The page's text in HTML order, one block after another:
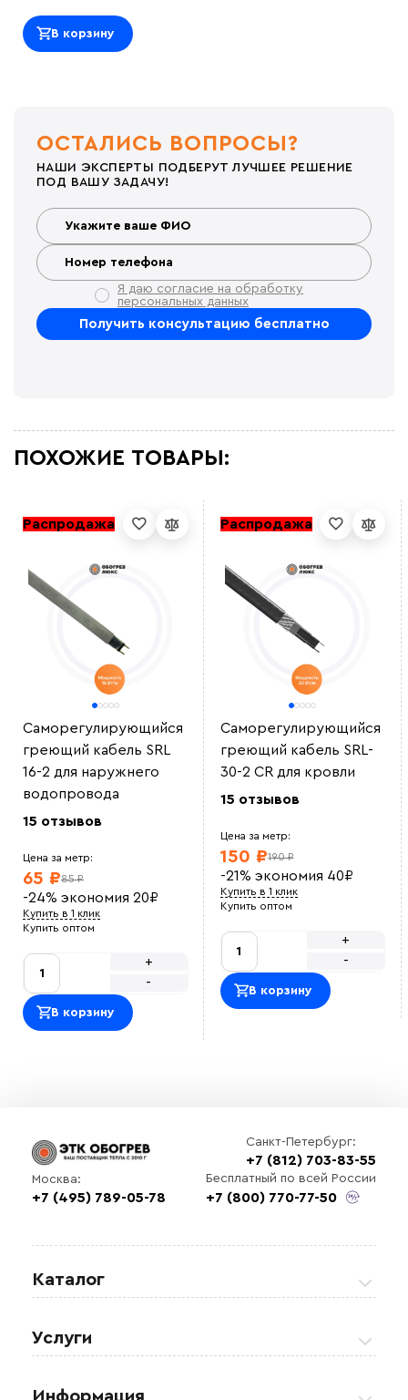
В корзину
ОСТАЛИСЬ ВОПРОСЫ?
НАШИ ЭКСПЕРТЫ ПОДБЕРУТ ЛУЧШЕЕ РЕШЕНИЕ
ПОД ВАШУ ЗАДАЧУ!
Я даю согласие на обработку
персональных данных
ПОХОЖИЕ ТОВАРЫ:
Распродажа
Саморегулирующийся
греющий кабель SRL
16-2 для наружнего
водопровода
15 отзывов
Цена за метр:
85 ₽
65 ₽
-24% экономия 20₽
Купить в 1 клик
Купить оптом
-
+
В корзину
Распродажа
Саморегулирующийся
греющий кабель SRL-
30-2 CR для кровли
15 отзывов
Цена за метр:
190 ₽
150 ₽
-21% экономия 40₽
Купить в 1 клик
Купить оптом
-
+
В корзину
Санкт-Петербург:
+7 (812) 703-83-55
Москва:
+7 (495) 789-05-78
Бесплатный по всей России
+7 (800) 770-77-50
Каталог
Услуги
Информация